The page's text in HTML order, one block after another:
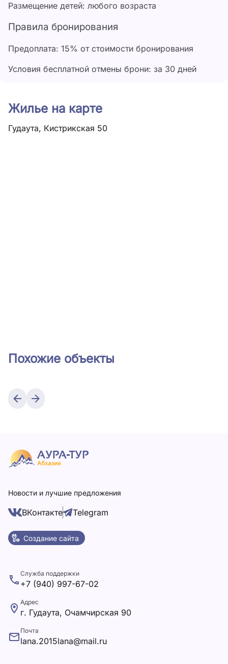
Размещение детей: любого возраста
Правила бронирования
Предоплата: 15% от стоимости бронирования
Условия бесплатной отмены брони: за 30 дней
Жилье на карте
Гудаута, Кистрикская 50
Похожие объекты
Новости и лучшие предложения
ВКонтакте Telegram
Создание сайта
Служба поддержки
+7 (940) 997-67-02
Адрес
г. Гудаута, Очамчирская 90
Почта
lana.2015lana@mail.ru